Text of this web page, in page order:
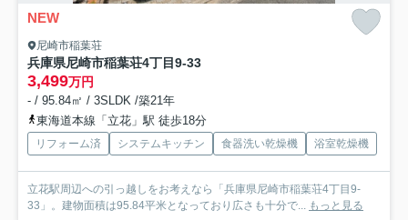
NEW
尼崎市稲葉荘
兵庫県尼崎市稲葉荘4丁目9-33
3,499万円
- / 95.84㎡ / 3SLDK /築21年
東海道本線「立花」駅 徒歩18分
リフォーム済 システムキッチン 食器洗い乾燥機 浴室乾燥機
立花駅周辺への引っ越しをお考えなら「兵庫県尼崎市稲葉荘4丁目9-
33」。建物面積は95.84平米となっており広さも十分で... もっと見る